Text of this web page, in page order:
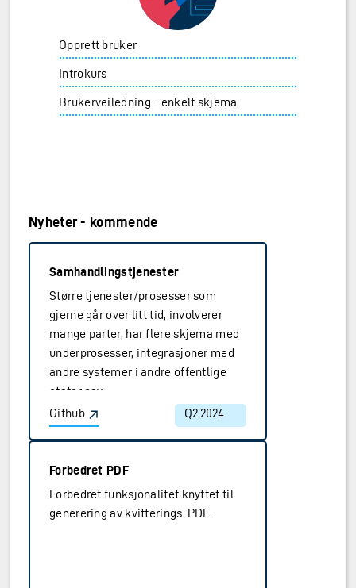
Opprett bruker
Introkurs
Brukerveiledning - enkelt skjema
Nyheter - kommende
Samhandlingstjenester
Større tjenester/prosesser som
gjerne går over litt tid, involverer
mange parter, har flere skjema med
underprosesser, integrasjoner med
andre systemer i andre offentlige
etater osv.
Github
Q2 2024
Forbedret PDF
Forbedret funksjonalitet knyttet til
generering av kvitterings-PDF.